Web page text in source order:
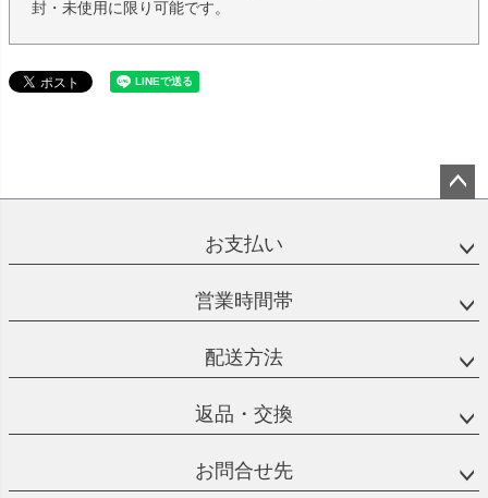
封・未使用に限り可能です。
ップ
お支払い
営業時間帯
配送方法
返品・交換
お問合せ先